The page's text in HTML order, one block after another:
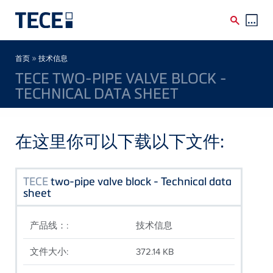
Breadcrumb
首页 » 技术信息
TECE TWO-PIPE VALVE BLOCK -
TECHNICAL DATA SHEET
在这里你可以下载以下文件:
TECEtwo-pipe valve block - Technical data
sheet
产品线：: 技术信息
文件大小: 372.14 KB